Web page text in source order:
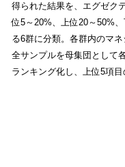
得られた結果を、エグゼク
位5～20%、上位20～50%
る6群に分類。各群内のマ
全サンプルを母集団として
ランキング化し、上位5項目